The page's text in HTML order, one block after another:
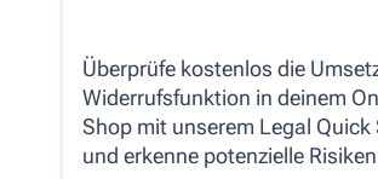
Überprüfe kostenlos die
Widerrufsfunktion in deinem
Shop mit unserem Legal Quick
und erkenne potenzielle